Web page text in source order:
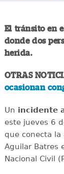
El tránsito en
donde dos
herida.
OTRAS
ocasionan
Un incidente
este jueves 6
que conecta la
Aguilar Batres
Nacional Civil